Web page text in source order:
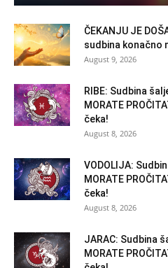
ČEKANJU JE
sudbina konačno
August 9, 2026
RIBE: Sudbina
MORATE
čeka!
August 8, 2026
VODOLIJA:
MORATE
čeka!
August 8, 2026
JARAC: Sudbina
MORATE